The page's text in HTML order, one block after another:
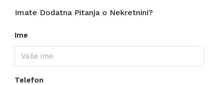
Imate Dodatna Pitanja o Nekretnini?
Ime
Telefon